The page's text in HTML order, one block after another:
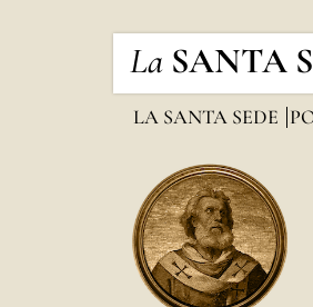
La SANTA
LA SANTA SEDE